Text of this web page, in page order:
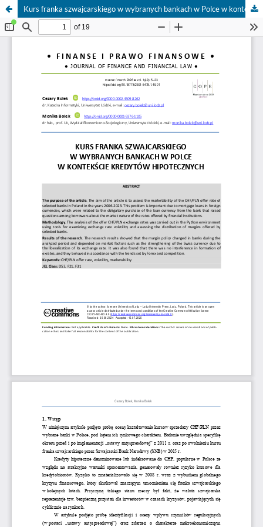
Kurs franka szwajcarskiego w wybranych bankach w Polce w kontekście kredytów hipotecznych